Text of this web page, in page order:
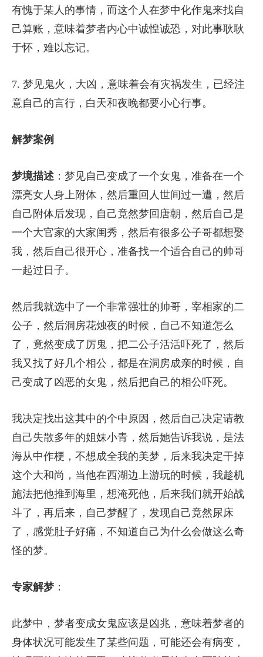
有愧于某人的事情，而这个人在梦中化作鬼来找自
己算账，意味着梦者内心中诚惶诚恐，对此事耿耿
于怀，难以忘记。
7. 梦见鬼火，大凶，意味着会有灾祸发生，已经注
意自己的言行，白天和夜晚都要小心行事。
解梦案例
梦境描述 ：梦见自己变成了一个女鬼，准备在一个
漂亮女人身上附体，然后重回人世间过一遭，然后
自己附体后发现，自己竟然梦回唐朝，然后自己是
一个大官家的大家闺秀，然后有很多公子哥都想娶
我，然后自己很开心，准备找一个适合自己的帅哥
一起过日子。
然后我就选中了一个非常强壮的帅哥，宰相家的二
公子，然后洞房花烛夜的时候，自己不知道怎么
了，竟然变成了厉鬼，把二公子活活吓死了，然后
我又找了好几个相公，都是在洞房成亲的时候，自
己变成了凶恶的女鬼，然后把自己的相公吓死。
我决定找出这其中的个中原因，然后自己决定请教
自己失散多年的姐妹小青，然后她告诉我说，是法
海从中作梗，不想成全我的美梦，后来我决定干掉
这个大和尚，当他在西湖边上游玩的时候，我趁机
施法把他推到海里，想淹死他，后来我们就开始战
斗了，再后来，自己梦醒了，发现自己竟然尿床
了，感觉肚子好痛，不知道自己为什么会做这么奇
怪的梦。
专家解梦 ：
此梦中，梦者变成女鬼应该是凶兆，意味着梦者的
身体状况可能发生了某些问题，可能还会有病变，